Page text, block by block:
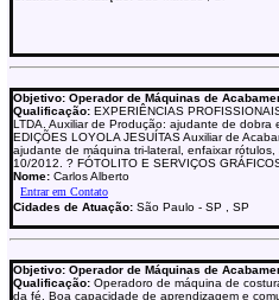
Objetivo: Operador de Máquinas de
Qualificação: EXPERIÊNCIAS
LTDA. Auxiliar de Produção: ajudante de
EDIÇÕES LOYOLA JESUÍTAS Auxiliar de
ajudante de máquina tri-lateral, enfaixar
10/2012. ? FÓTOLITO E SERVIÇOS
Nome: Carlos Alberto
Cidades de Atuação: São Paulo - SP , SP
Objetivo: Operador de Máquinas de
Qualificação: Operadoro de máquina de
da fé. Boa capacidade de aprendizagem e